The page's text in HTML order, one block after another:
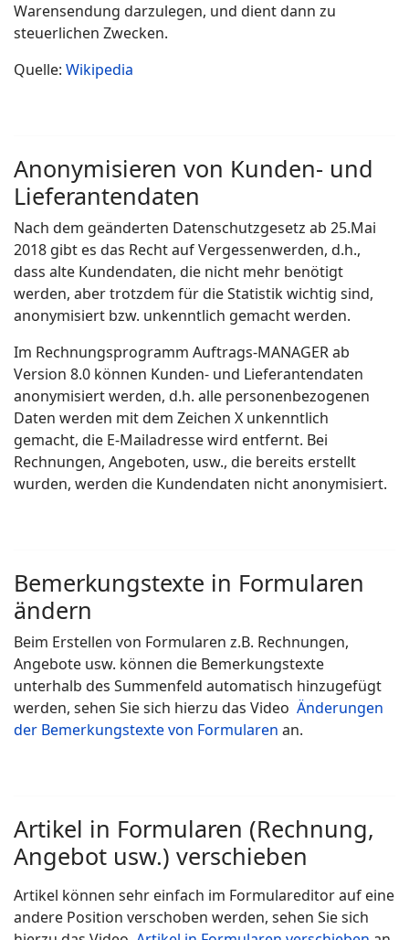
Warensendung darzulegen, und dient dann zu
steuerlichen Zwecken.
Quelle: Wikipedia
Anonymisieren von Kunden- und
Lieferantendaten
Nach dem geänderten Datenschutzgesetz ab 25.Mai
2018 gibt es das Recht auf Vergessenwerden, d.h.,
dass alte Kundendaten, die nicht mehr benötigt
werden, aber trotzdem für die Statistik wichtig sind,
anonymisiert bzw. unkenntlich gemacht werden.
Im Rechnungsprogramm Auftrags-MANAGER ab
Version 8.0 können Kunden- und Lieferantendaten
anonymisiert werden, d.h. alle personenbezogenen
Daten werden mit dem Zeichen X unkenntlich
gemacht, die E-Mailadresse wird entfernt. Bei
Rechnungen, Angeboten, usw., die bereits erstellt
wurden, werden die Kundendaten nicht anonymisiert.
Bemerkungstexte in Formularen
ändern
Beim Erstellen von Formularen z.B. Rechnungen,
Angebote usw. können die Bemerkungstexte
unterhalb des Summenfeld automatisch hinzugefügt
werden, sehen Sie sich hierzu das Video Änderungen
der Bemerkungstexte von Formularen an.
Artikel in Formularen (Rechnung,
Angebot usw.) verschieben
Artikel können sehr einfach im Formulareditor auf eine
andere Position verschoben werden, sehen Sie sich